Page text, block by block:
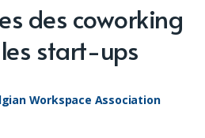
des coworking
start-ups
Workspace Association